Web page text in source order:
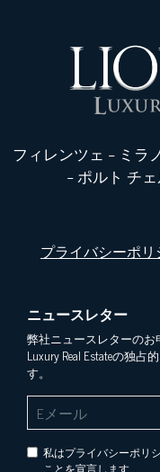
フィレンツェ - ミラ
- ポルト チ
プライバシーポリ
ニュースレター
弊社ニュースレターのお
Luxury Real Estateの独
す。
私はプライバシーポリ
ことを宣言します